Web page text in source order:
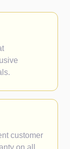
customer
on all